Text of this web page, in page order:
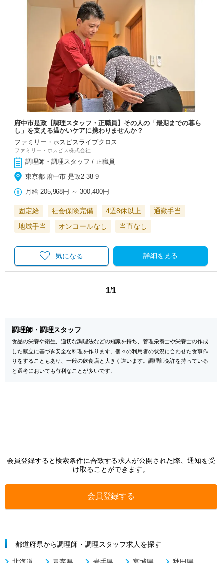
府中市是政【調理スタッフ・正職員】その人の「最期までの暮ら
し」を支える温かいケアに携わりませんか？
ファミリー・ホスピスライブクロス
ファミリー・ホスピス株式会社
調理師・調理スタッフ / 正職員
東京都 府中市 是政2-38-9
月給 205,968円 ～300,400円
固定給 社会保険完備 4週8休以上
通勤手当
地域手当
オンコールなし 当直なし
詳細を見る
気になる
1/1
調理師・調理スタッフ
食品の栄養や衛生、適切な調理法などの知識を持ち、管理栄養士や栄養士の作成
した献立に基づき安全な料理を作ります。個々の利用者の状況に合わせた食事作
りをすることもあり、一般の飲食店と大きく違います。調理師免許を持っている
と選考においても有利なことが多いです。
会員登録すると検索条件に合致する求人が公開された際、通知を受
け取ることができます。
会員登録する
都道府県から調理師・調理スタッフ求人を探す